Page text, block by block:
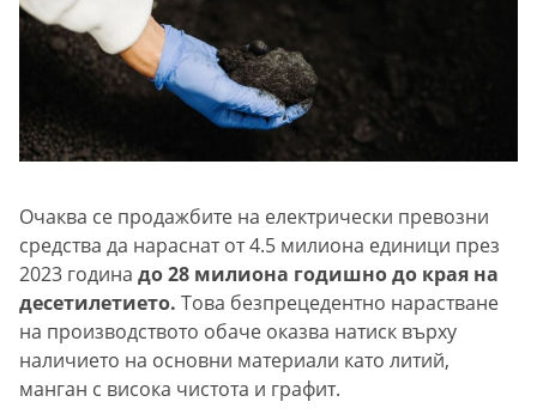
Очаква се продажбите на електрически превозни
средства да нараснат от 4.5 милиона единици през
2023 година до 28 милиона годишно до края на
десетилетието. Това безпрецедентно нарастване
на производството обаче оказва натиск върху
наличието на основни материали като литий,
манган с висока чистота и графит.